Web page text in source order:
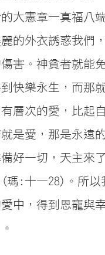
大憲章—真福八
的外衣誘惑我們
害。神貧者就能
快樂永生，而那
層次的愛，比起
是愛，那是永遠
好一切，天主來
瑪:十一28)。所
中，得到恩寵與